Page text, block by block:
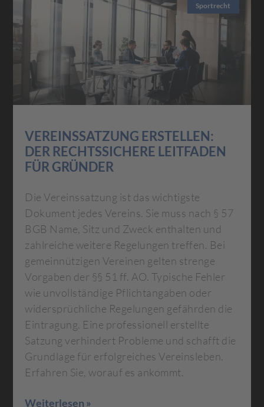
Sportrecht
VEREINSSATZUNG ERSTELLEN:
DER RECHTSSICHERE LEITFADEN
FÜR GRÜNDER
Die Vereinssatzung ist das wichtigste
Dokument jedes Vereins. Sie muss nach § 57
BGB Name, Sitz und Zweck enthalten und
zahlreiche weitere Regelungen treffen. Bei
gemeinnützigen Vereinen gelten strenge
Vorgaben der §§ 51 ff. AO. Typische Fehler
wie unvollständige Pflichtangaben oder
widersprüchliche Regelungen gefährden die
Eintragung. Eine professionell erstellte
Satzung verhindert Probleme und schafft die
Grundlage für erfolgreiches Vereinsleben.
Erfahren Sie, worauf es ankommt.
Weiterlesen »